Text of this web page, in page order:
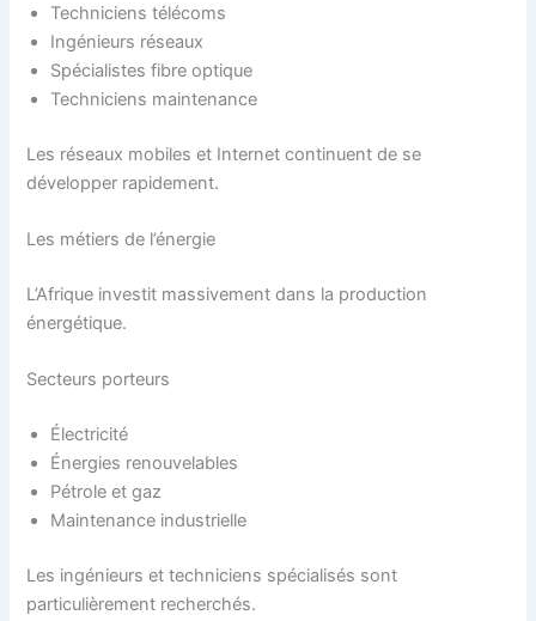
Techniciens télécoms
Ingénieurs réseaux
Spécialistes fibre optique
Techniciens maintenance
Les réseaux mobiles et Internet continuent de se
développer rapidement.
Les métiers de l’énergie
L’Afrique investit massivement dans la production
énergétique.
Secteurs porteurs
Électricité
Énergies renouvelables
Pétrole et gaz
Maintenance industrielle
Les ingénieurs et techniciens spécialisés sont
particulièrement recherchés.